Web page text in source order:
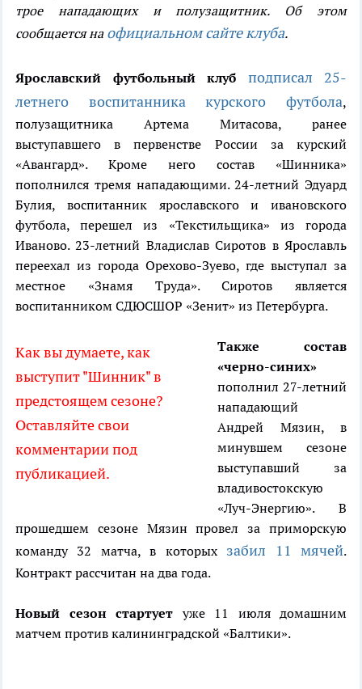
трое нападающих и полузащитник. Об этом
сообщается на официальном сайте клуба.
Ярославский футбольный клуб
подписал 25-
летнего воспитанника курского футбола,
полузащитника Артема Митасова, ранее
выступавшего в первенстве России за курский
«Авангард». Кроме него состав «Шинника»
пополнился тремя нападающими. 24-летний Эдуард
Булия, воспитанник ярославского и ивановского
футбола, перешел из «Текстильщика» из города
Иваново. 23-летний Владислав Сиротов в Ярославль
переехал из города Орехово-Зуево, где выступал за
местное «Знамя Труда». Сиротов является
воспитанником СДЮСШОР «Зенит» из Петербурга.
Как вы думаете, как
выступит "Шинник" в
предстоящем сезоне?
Оставляйте свои
комментарии под
публикацией.
Также состав
«черно-синих»
пополнил 27-летний
нападающий
Андрей Мязин, в
минувшем сезоне
выступавший за
владивостокскую
«Луч-Энергию». В
прошедшем сезоне Мязин провел за приморскую
команду 32 матча, в которых забил 11 мячей.
Контракт рассчитан на два года.
Новый сезон стартует уже 11 июля домашним
матчем против калининградской «Балтики».